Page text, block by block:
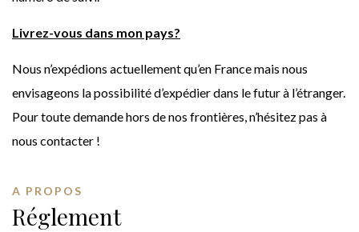
Livrez-vous dans mon pays?
Nous n’expédions actuellement qu’en France mais nous
envisageons la possibilité d’expédier dans le futur à l’étranger.
Pour toute demande hors de nos frontières, n’hésitez pas à
nous contacter !
A PROPOS
Réglement